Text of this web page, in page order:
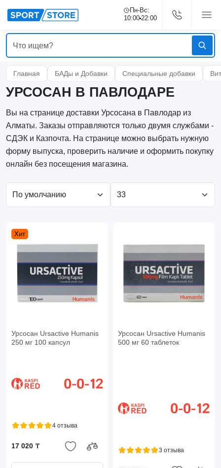
Пн-Вс:
10:00 22:00
Главная БАДы и Добавки Специальные добавки
УРСОСАН В ПАВЛОДАРЕ
Вы на странице доставки Урсосана в Павлодар из
Алматы. Заказы отправляются только двумя службами -
СДЭК и Казпочта. На странице можно выбрать нужную
форму выпуска, проверить наличие и оформить покупку
онлайн без посещения магазина.
Хит
Урсосан Ursactive Humanis
250 мг 100 капсул
4 отзыва
17 020 ₸
Урсосан Ursactive Humanis
500 мг 60 таблеток
3 отзыва